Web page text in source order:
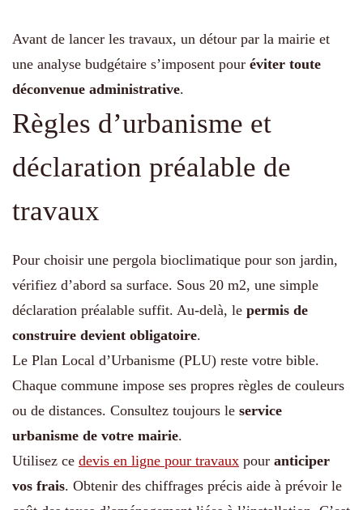
Avant de lancer les travaux, un détour par la mairie et
une analyse budgétaire s’imposent pour éviter toute
déconvenue administrative.
Règles d’urbanisme et
déclaration préalable de
travaux
Pour choisir une pergola bioclimatique pour son jardin,
vérifiez d’abord sa surface. Sous 20 m2, une simple
déclaration préalable suffit. Au-delà, le permis de
construire devient obligatoire.
Le Plan Local d’Urbanisme (PLU) reste votre bible.
Chaque commune impose ses propres règles de couleurs
ou de distances. Consultez toujours le service
urbanisme de votre mairie.
Utilisez ce devis en ligne pour travaux pour anticiper
vos frais. Obtenir des chiffrages précis aide à prévoir le